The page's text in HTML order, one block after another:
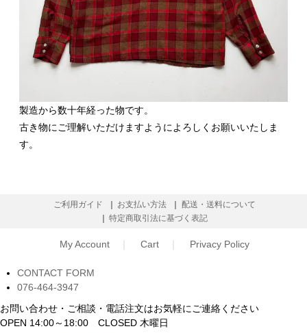
製造から数十年経った物です。
古き物にご理解いただけますようによろしくお願いいたしま
す。
ご利用ガイド お支払い方法
配送・送料について
特定商取引法に基づく表記
My Account Cart Privacy Policy
CONTACT FORM
076-464-3947
お問い合わせ・ご相談・電話注文はお気軽にご連絡ください
OPEN 14:00～18:00 CLOSED 木曜日